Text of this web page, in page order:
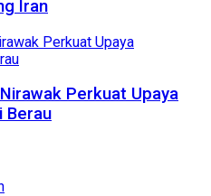
Iran
Perkuat Upaya
Berau